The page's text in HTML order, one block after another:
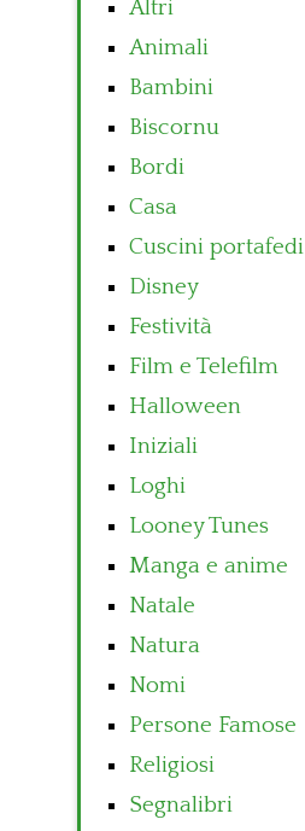
Altri
Animali
Bambini
Biscornu
Bordi
Casa
Cuscini portafedi
Disney
Festività
Film e Telefilm
Halloween
Iniziali
Loghi
Looney Tunes
Manga e anime
Natale
Natura
Nomi
Persone Famose
Religiosi
Segnalibri